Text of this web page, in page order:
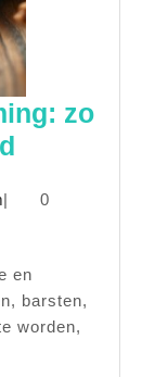
zo
houd
je
je
Mama
|
0
barsten,
worden,